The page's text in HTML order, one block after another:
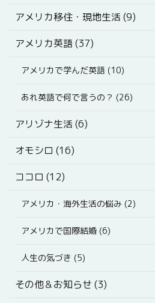
アメリカ移住・現地生活 (9)
アメリカ英語 (37)
アメリカで学んだ英語 (10)
あれ英語で何で言うの？ (26)
アリゾナ生活 (6)
オモシロ (16)
ココロ (12)
アメリカ・海外生活の悩み (2)
アメリカで国際結婚 (6)
人生の気づき (5)
その他＆お知らせ (3)